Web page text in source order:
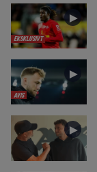
EKSKLUSIVT
►
AVIS
►
►